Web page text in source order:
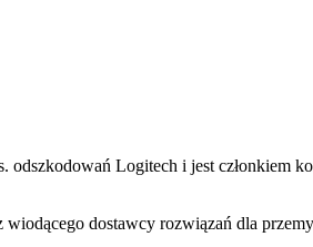
Logitech i jest członkiem
dostawcy rozwiązań dla